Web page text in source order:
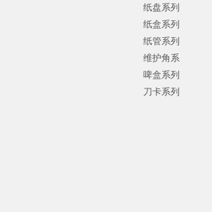
纸盘系列
纸盒系列
纸管系列
维护角系
啤盒系列
刀卡系列